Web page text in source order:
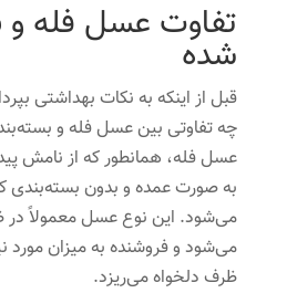
تفاوت عسل فله و
شده
قبل از اینکه به نکات بهداشتی
چه تفاوتی بین عسل فله و
عسل فله، همانطور که از نامش
به صورت عمده و بدون بسته‌بندی
می‌شود. این نوع عسل معمولاً در
می‌شود و فروشنده به میزان مورد
ظرف دلخواه می‌ریزد.